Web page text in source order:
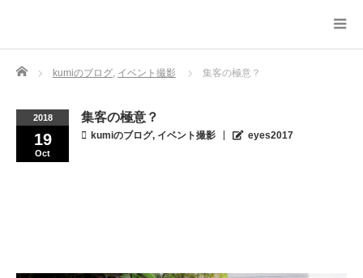
Home kumiのブログ, イベント撮影 集客の極意？
2018
19
Oct
集客の極意？
kumiのブログ, イベント撮影 eyes2017